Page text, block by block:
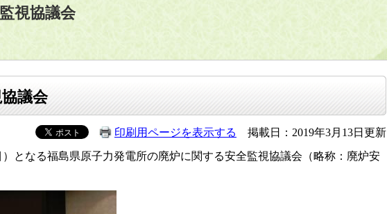
視協議会
議会
印刷用ページを表示する
掲載日：2019年3月13日更新
となる福島県原子力発電所の廃炉に関する安全監視協議会（略称：廃炉安